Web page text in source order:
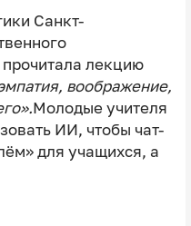
Санкт-
лекцию
воображение,
Молодые учителя
ИИ, чтобы чат-
для учащихся, а